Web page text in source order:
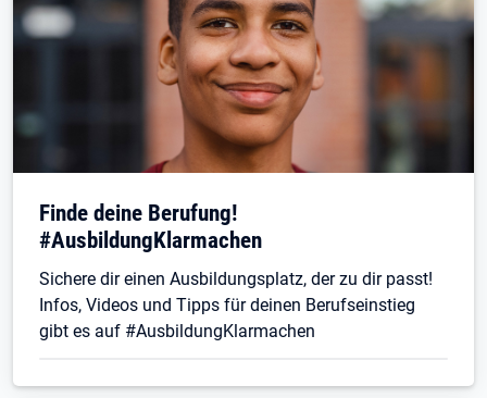
Finde deine Berufung!
#AusbildungKlarmachen
Sichere dir einen Ausbildungsplatz, der zu dir passt!
Infos, Videos und Tipps für deinen Berufseinstieg
gibt es auf #AusbildungKlarmachen